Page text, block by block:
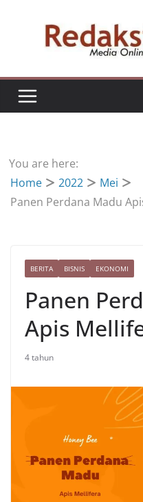
You are here:
Home
2022
Mei
Panen Perdana Madu
BERITA BISNIS EKONOMI
Panen
Apis
4 tahun